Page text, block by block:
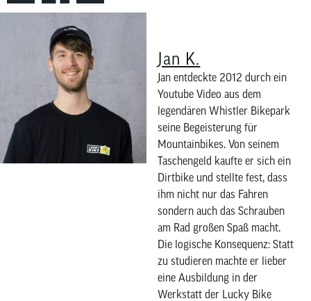
Jan K.
Jan entdeckte 2012 durch ein
Youtube Video aus dem
legendären Whistler Bikepark
seine Begeisterung für
Mountainbikes. Von seinem
Taschengeld kaufte er sich ein
Dirtbike und stellte fest, dass
ihm nicht nur das Fahren
sondern auch das Schrauben
am Rad großen Spaß macht.
Die logische Konsequenz: Statt
zu studieren machte er lieber
eine Ausbildung in der
Werkstatt der Lucky Bike